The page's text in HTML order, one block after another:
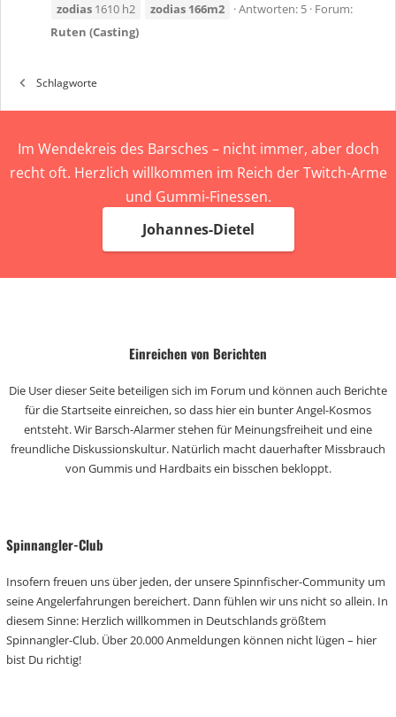
zodias 1610 h2 zodias 166m2 Antworten: 5 Forum:
Ruten (Casting)
Schlagworte
Im Wendekreis des Barsches – nicht immer, aber doch
recht oft. Herzlich willkommen im Reich der Twitch-Arme
und Gummi-Finessen.
Johannes-Dietel
Einreichen von Berichten
Die User dieser Seite beteiligen sich im Forum und können auch Berichte
für die Startseite einreichen, so dass hier ein bunter Angel-Kosmos
entsteht. Wir Barsch-Alarmer stehen für Meinungsfreiheit und eine
freundliche Diskussionskultur. Natürlich macht dauerhafter Missbrauch
von Gummis und Hardbaits ein bisschen bekloppt.
Spinnangler-Club
Insofern freuen uns über jeden, der unsere Spinnfischer-Community um
seine Angelerfahrungen bereichert. Dann fühlen wir uns nicht so allein. In
diesem Sinne: Herzlich willkommen in Deutschlands größtem
Spinnangler-Club. Über 20.000 Anmeldungen können nicht lügen – hier
bist Du richtig!